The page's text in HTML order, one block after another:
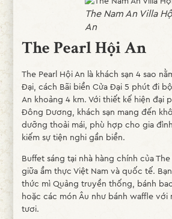
The Nam An Villa
An
The Pearl Hội An
The Pearl Hội An là khách sạn 4 sao
Đại, cách Bãi biển Cửa Đại 5 phút đi
An khoảng 4 km. Với thiết kế hiện đại
Đông Dương, khách sạn mang đến
dưỡng thoải mái, phù hợp cho gia
kiếm sự tiện nghi gần biển.
Buffet sáng tại nhà hàng chính của
giữa ẩm thực Việt Nam và quốc tế.
thức mì Quảng truyền thống, bánh
hoặc các món Âu như bánh waffle với
tươi.